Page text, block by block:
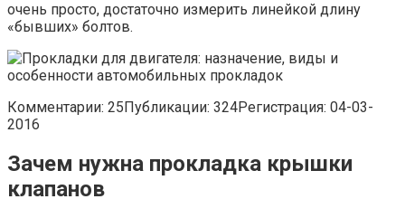
очень просто, достаточно измерить линейкой длину
«бывших» болтов.
Комментарии: 25Публикации: 324Регистрация: 04-03-
2016
Зачем нужна прокладка крышки
клапанов